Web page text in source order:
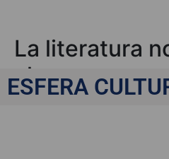
La literatura
al campo
ESFERA